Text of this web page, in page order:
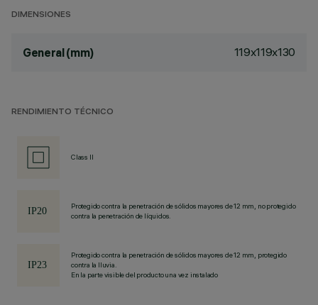
DIMENSIONES
General (mm) 119x119x130
RENDIMIENTO TÉCNICO
Class II
Protegido contra la penetración de sólidos mayores de 12 mm, no protegido
contra la penetración de líquidos.
Protegido contra la penetración de sólidos mayores de 12 mm, protegido
contra la lluvia.
En la parte visible del producto una vez instalado